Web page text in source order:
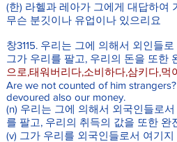
(한) 라헬과 레아가 그에게 대답하여
무슨 분깃이나 유업이나 있으리요
창3115. 우리는 그에 의해서 외인들
그가 우리를 팔고, 우리의 돈을 또한
으로,태워버리다,소비하다,삼키다,먹
Are we not counted of him
devoured also our money.
(n) 우리는 그에 의해서 외국인들로
를 팔고, 우리의 취득의 값을 또한 완
(v) 그가 우리를 외국인들로서 여기